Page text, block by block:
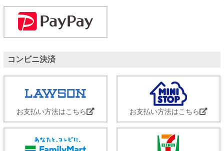
コンビニ決済
お支払い方法はこちら お支払い方法はこちら